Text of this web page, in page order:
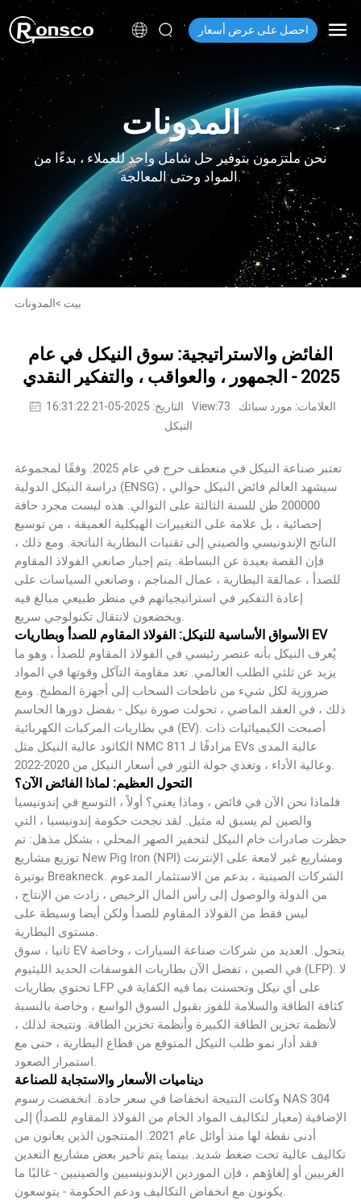
احصل على عرض أسعار
المدونات
نحن ملتزمون بتوفير حل شامل واحد للعملاء ، بدءًا من
المواد وحتى المعالجة.
بيت >المدونات
الفائض والاستراتيجية: سوق النيكل في عام
2025 - الجمهور ، والعواقب ، والتفكير النقدي
التاريخ: 2025-05-21 16:31:22 View:73 العلامات: مورد سبائك
النيكل
تعتبر صناعة النيكل في منعطف حرج في عام 2025. وفقًا لمجموعة
دراسة النيكل الدولية (ENSG) ، سيشهد العالم فائض النيكل حوالي
200000 طن للسنة الثالثة على التوالي. هذه ليست مجرد حافة
إحصائية ، بل علامة على التغييرات الهيكلية العميقة ، من توسيع
الناتج الإندونيسي والصيني إلى تقنيات البطارية الناتجة. ومع ذلك ،
فإن القصة بعيدة عن البساطة. يتم إجبار صانعي الفولاذ المقاوم
للصدأ ، عمالقة البطارية ، عمال المناجم ، وصانعي السياسات على
إعادة التفكير في استراتيجياتهم في منظر طبيعي مبالغ فيه
ويخضعون لانتقال تكنولوجي سريع.
الأسواق الأساسية للنيكل: الفولاذ المقاوم للصدأ وبطاريات EV
يُعرف النيكل بأنه عنصر رئيسي في الفولاذ المقاوم للصدأ ، وهو ما
يزيد عن ثلثي الطلب العالمي. تعد مقاومة التآكل وقوتها في المواد
ضرورية لكل شيء من ناطحات السحاب إلى أجهزة المطبخ. ومع
ذلك ، في العقد الماضي ، تحولت صورة نيكل - بفضل دورها الحاسم
في بطاريات المركبات الكهربائية (EV). أصبحت الكيميائيات ذات
الكاثود عالية النيكل مثل NMC 811 مرادفًا لـ EVs عالية المدى
وعالية الأداء ، وتغذي جولة الثور في أسعار النيكل من 2020-2022.
التحول العظيم: لماذا الفائض الآن؟
فلماذا نحن الآن في فائض ، وماذا يعني؟ أولاً ، التوسع في إندونيسيا
والصين لم يسبق له مثيل. لقد نجحت حكومة إندونيسيا ، التي
حظرت صادرات خام النيكل لتحفيز الصهر المحلي ، بشكل مذهل: تم
توزيع مشاريع New Pig Iron (NPI) ومشاريع غير لامعة على الإنترنت
بوتيرة Breakneck. الشركات الصينية ، بدعم من الاستثمار المدعوم
من الدولة والوصول إلى رأس المال الرخيص ، زادت من الإنتاج ،
ليس فقط من الفولاذ المقاوم للصدأ ولكن أيضا وسيطة على
مستوى البطارية.
ثانيا ، سوق EV يتحول. العديد من شركات صناعة السيارات ، وخاصة
في الصين ، تفضل الآن بطاريات الفوسفات الحديد الليثيوم (LFP). لا
تحتوي بطاريات LFP على أي نيكل وتحسنت بما فيه الكفاية في
كثافة الطاقة والسلامة للفوز بقبول السوق الواسع ، وخاصة بالنسبة
لأنظمة تخزين الطاقة الكبيرة وأنظمة تخزين الطاقة. ونتيجة لذلك ،
فقد أدار نمو طلب النيكل المتوقع من قطاع البطارية ، حتى مع
استمرار الصعود.
ديناميات الأسعار والاستجابة للصناعة
وكانت النتيجة انخفاضا في سعر حادة. انخفضت رسوم NAS 304
الإضافية (معيار لتكاليف المواد الخام من الفولاذ المقاوم للصدأ) إلى
أدنى نقطة لها منذ أوائل عام 2021. المنتجون الذين يعانون من
تكاليف عالية تحت ضغط شديد. بينما يتم تأخير بعض مشاريع التعدين
الغربيين أو إلغاؤهم ، فإن الموردين الإندونيسيين والصينيين - غالبًا ما
يكونون مع انخفاض التكاليف ودعم الحكومة - يتوسعون.